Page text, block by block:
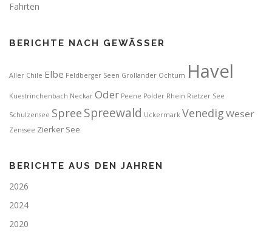
Fahrten
BERICHTE NACH GEWÄSSER
Aller Chile Elbe Feldberger Seen Grollander Ochtum Havel
Kuestrinchenbach Neckar Oder Peene Polder Rhein Rietzer See
Schulzensee Spree Spreewald Uckermark Venedig Weser
Zenssee Zierker See
BERICHTE AUS DEN JAHREN
2026
2024
2020